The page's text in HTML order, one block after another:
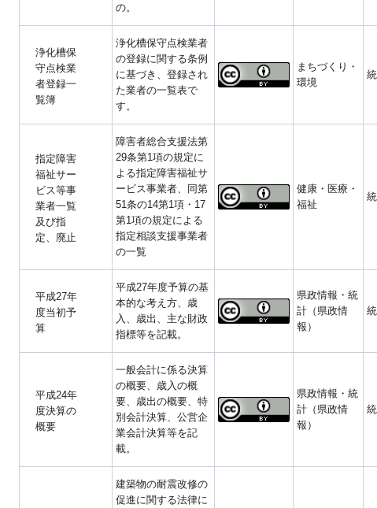
の。
浄化槽保
守点検業
者登録一
覧簿
浄化槽保守点検業者
の登録に関する条例
に基づき、登録され
た業者の一覧表で
す。
まちづくり・
環境
指定障害
福祉サー
ビス等事
業者一覧
及び指
定、廃止
障害者総合支援法第
29条第1項の規定に
よる指定障害福祉サ
ービス事業者、同第
51条の14第1項・17
第1項の規定による
指定相談支援事業者
の一覧
健康・医療・
福祉
平成27年
度当初予
算
平成27年度予算の基
本的な考え方、歳
入、歳出、主な財政
指標等を記載。
県政情報・統
計（県政情
報）
平成24年
度決算の
概要
一般会計に係る決算
の概要、歳入の概
要、歳出の概要、特
別会計決算、公営企
業会計決算等を記
載。
県政情報・統
計（県政情
報）
建築物の耐震改修の
促進に関する法律に